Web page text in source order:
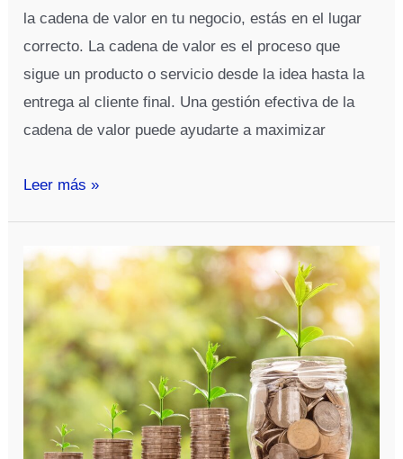
la cadena de valor en tu negocio, estás en el lugar
correcto. La cadena de valor es el proceso que
sigue un producto o servicio desde la idea hasta la
entrega al cliente final. Una gestión efectiva de la
cadena de valor puede ayudarte a maximizar
¿Cómo
mi
gestión
de
cadena
de
valor?
Leer más »